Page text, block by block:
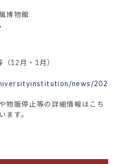
博物館
12月・1月）
news/202
物販停止等の詳細情報はこち
ます。